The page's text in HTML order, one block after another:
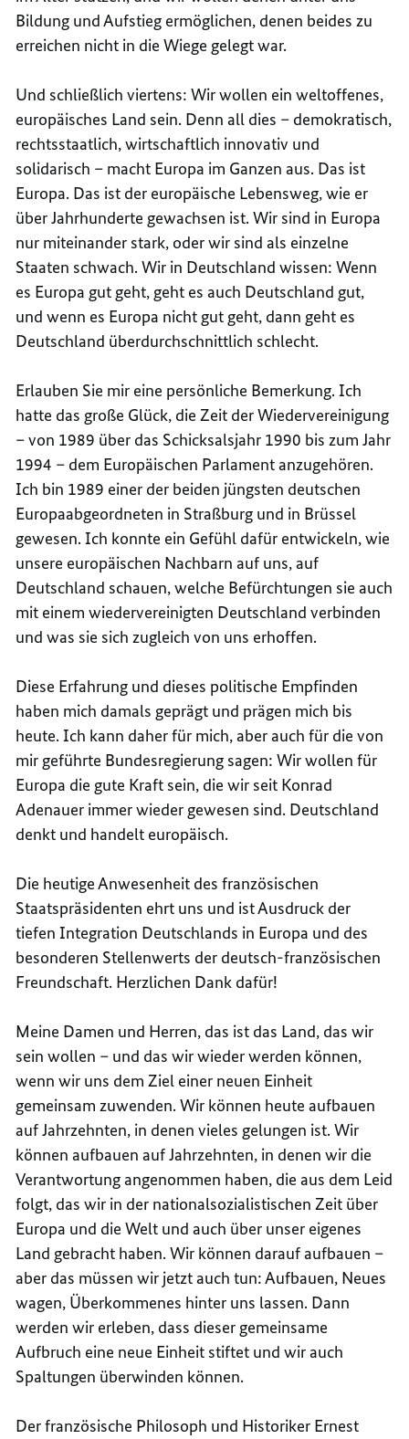
Bildung und Aufstieg ermöglichen, denen beides zu
erreichen nicht in die Wiege gelegt war.
Und schließlich viertens: Wir wollen ein weltoffenes,
europäisches Land sein. Denn all dies – demokratisch,
rechtsstaatlich, wirtschaftlich innovativ und
solidarisch – macht Europa im Ganzen aus. Das ist
Europa. Das ist der europäische Lebensweg, wie er
über Jahrhunderte gewachsen ist. Wir sind in Europa
nur miteinander stark, oder wir sind als einzelne
Staaten schwach. Wir in Deutschland wissen: Wenn
es Europa gut geht, geht es auch Deutschland gut,
und wenn es Europa nicht gut geht, dann geht es
Deutschland überdurchschnittlich schlecht.
Erlauben Sie mir eine persönliche Bemerkung. Ich
hatte das große Glück, die Zeit der Wiedervereinigung
– von 1989 über das Schicksalsjahr 1990 bis zum Jahr
1994 – dem Europäischen Parlament anzugehören.
Ich bin 1989 einer der beiden jüngsten deutschen
Europaabgeordneten in Straßburg und in Brüssel
gewesen. Ich konnte ein Gefühl dafür entwickeln, wie
unsere europäischen Nachbarn auf uns, auf
Deutschland schauen, welche Befürchtungen sie auch
mit einem wiedervereinigten Deutschland verbinden
und was sie sich zugleich von uns erhoffen.
Diese Erfahrung und dieses politische Empfinden
haben mich damals geprägt und prägen mich bis
heute. Ich kann daher für mich, aber auch für die von
mir geführte Bundesregierung sagen: Wir wollen für
Europa die gute Kraft sein, die wir seit Konrad
Adenauer immer wieder gewesen sind. Deutschland
denkt und handelt europäisch.
Die heutige Anwesenheit des französischen
Staatspräsidenten ehrt uns und ist Ausdruck der
tiefen Integration Deutschlands in Europa und des
besonderen Stellenwerts der deutsch-französischen
Freundschaft. Herzlichen Dank dafür!
Meine Damen und Herren, das ist das Land, das wir
sein wollen – und das wir wieder werden können,
wenn wir uns dem Ziel einer neuen Einheit
gemeinsam zuwenden. Wir können heute aufbauen
auf Jahrzehnten, in denen vieles gelungen ist. Wir
können aufbauen auf Jahrzehnten, in denen wir die
Verantwortung angenommen haben, die aus dem Leid
folgt, das wir in der nationalsozialistischen Zeit über
Europa und die Welt und auch über unser eigenes
Land gebracht haben. Wir können darauf aufbauen –
aber das müssen wir jetzt auch tun: Aufbauen, Neues
wagen, Überkommenes hinter uns lassen. Dann
werden wir erleben, dass dieser gemeinsame
Aufbruch eine neue Einheit stiftet und wir auch
Spaltungen überwinden können.
Der französische Philosoph und Historiker Ernest